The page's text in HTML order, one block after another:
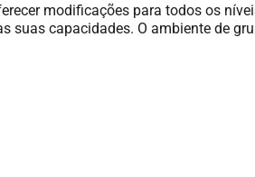
modificações para todos os
suas capacidades. O ambiente de